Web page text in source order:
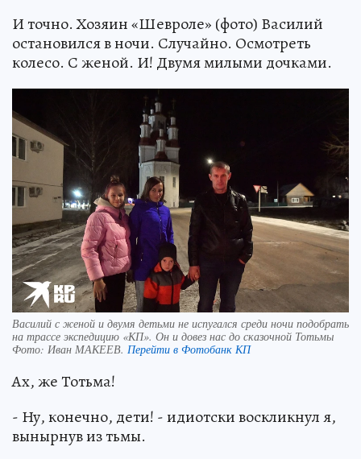
И точно. Хозяин «Шевроле» (фото) Василий
остановился в ночи. Случайно. Осмотреть
колесо. С женой. И! Двумя милыми дочками.
Василий с женой и двумя детьми не испугался среди ночи подобрать
на трассе экспедицию «КП». Он и довез нас до сказочной Тотьмы
Фото: Иван МАКЕЕВ. Перейти в Фотобанк КП
Ах, же Тотьма!
- Ну, конечно, дети! - идиотски воскликнул я,
вынырнув из тьмы.